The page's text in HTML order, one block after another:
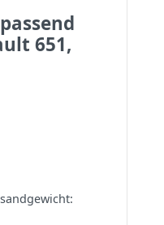
651,